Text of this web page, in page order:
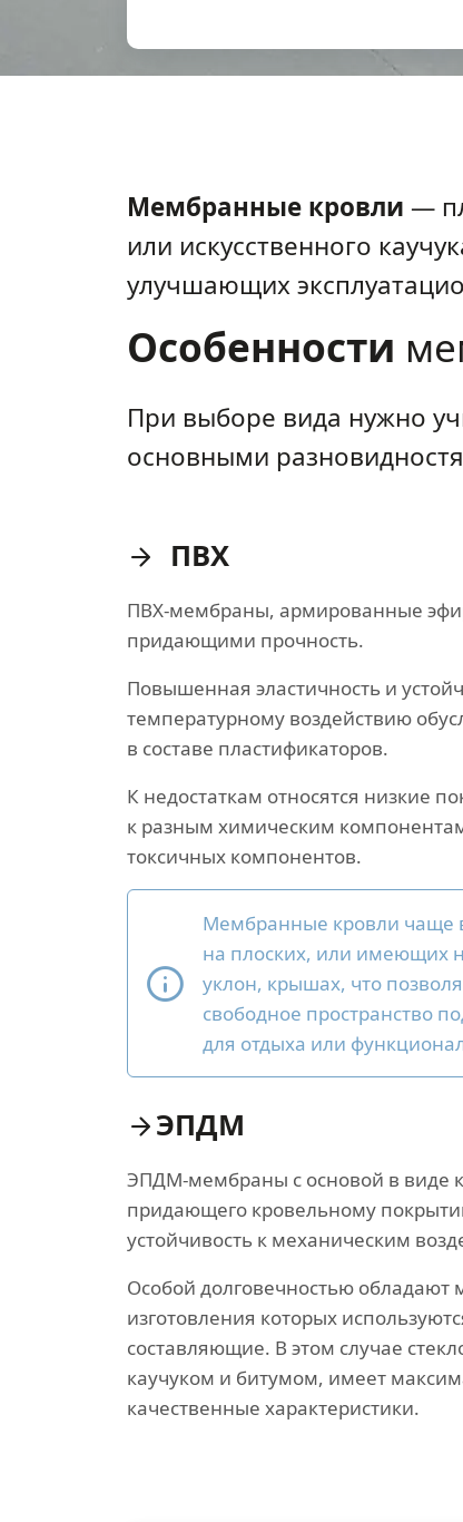
Мембранные кровли —
или искусственного
улучшающих
Особенности
При выборе вида нужно
основными
ПВХ
ПВХ-мембраны, армированные
придающими прочность.
Повышенная эластичность и
температурному воздействию
в составе пластификаторов.
К недостаткам относятся низкие
к разным химическим
токсичных компонентов.
Мембранные кровли чаще
на плоских, или имеющих
уклон, крышах, что
свободное пространство
для отдыха или
ЭПДМ
ЭПДМ-мембраны с основой в виде
придающего кровельному
устойчивость к механическим
Особой долговечностью обладают
изготовления которых
составляющие. В этом случае
каучуком и битумом, имеет
качественные характеристики.